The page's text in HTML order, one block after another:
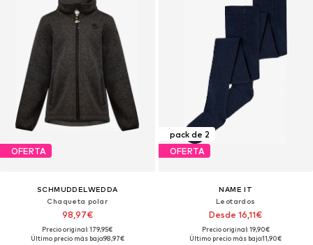
OFERTA
SCHMUDDELWEDDA
Chaqueta polar
98,97€
Precio original: 179,95€
Último precio más bajo:98,97€
pack de 2
OFERTA
NAME IT
Leotardos
Desde 16,11€
Precio original: 19,90€
Último precio más bajo:11,90€